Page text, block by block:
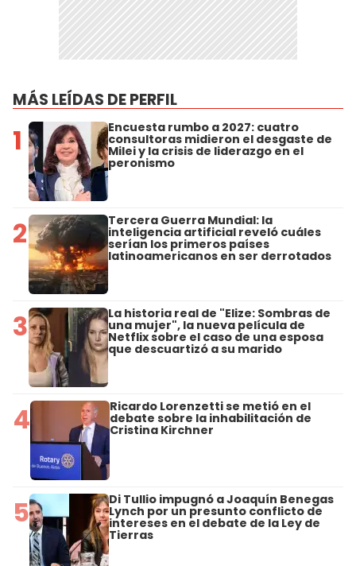
MÁS LEÍDAS DE PERFIL
1 Encuesta rumbo a 2027: cuatro
consultoras midieron el desgaste de
Milei y la crisis de liderazgo en el
peronismo
2 Tercera Guerra Mundial: la
inteligencia artificial reveló cuáles
serían los primeros países
latinoamericanos en ser derrotados
3 La historia real de "Elize: Sombras de
una mujer", la nueva película de
Netflix sobre el caso de una esposa
que descuartizó a su marido
4 Ricardo Lorenzetti se metió en el
debate sobre la inhabilitación de
Cristina Kirchner
5 Di Tullio impugnó a Joaquín Benegas
Lynch por un presunto conflicto de
intereses en el debate de la Ley de
Tierras